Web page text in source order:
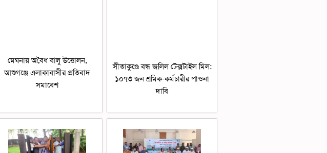
মেঘনায় অবৈধ বালু উত্তোলন,
আশুগঞ্জে এলাকাবাসীর প্রতিবাদ
সমাবেশ
সীতাকুণ্ডে বন্ধ জলিল টেক্সটাইল মিল:
১০৭৩ জন শ্রমিক-কর্মচারীর পাওনা
দাবি